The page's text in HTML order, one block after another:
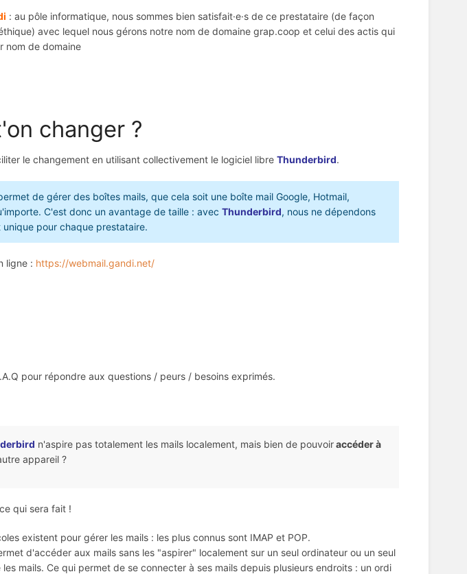
: au pôle informatique, nous sommes bien satisfait·e·s de ce prestataire (de façon
avec lequel nous gérons notre nom de domaine grap.coop et celui des actis qui
nom de domaine
changer ?
le changement en utilisant collectivement le logiciel libre Thunderbird.
de gérer des boîtes mails, que cela soit une boîte mail Google, Hotmail,
C'est donc un avantage de taille : avec Thunderbird, nous ne dépendons
pour chaque prestataire.
ligne : https://webmail.gandi.net/
pour répondre aux questions / peurs / besoins exprimés.
n'aspire pas totalement les mails localement, mais bien de pouvoiraccéder à
appareil ?
qui sera fait !
existent pour gérer les mails : les plus connus sont IMAP et POP.
d'accéder aux mails sans les "aspirer" localement sur un seul ordinateur ou un seul
mails. Ce qui permet de se connecter à ses mails depuis plusieurs endroits : un ordi